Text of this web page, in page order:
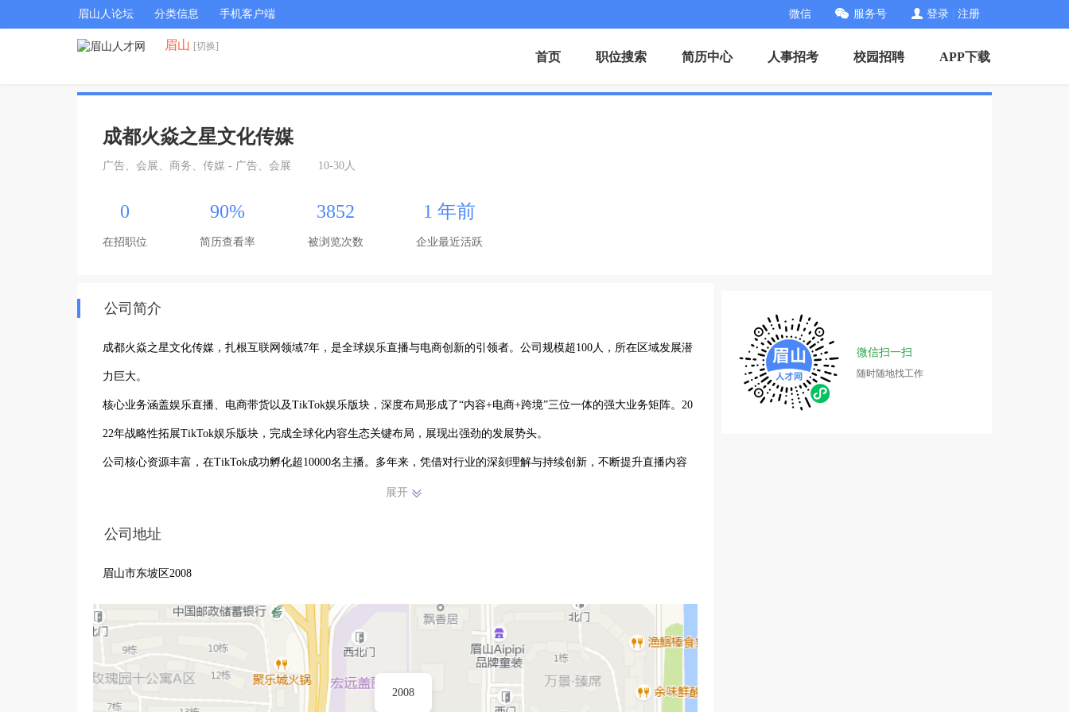
眉山人论坛 分类信息 手机客户端 微信 服务号 登录 注册
眉山 [切换]
首页 职位搜索 简历中心 人事招考 校园招聘 APP下载
成都火焱之星文化传媒
广告、会展、商务、传媒 - 广告、会展 10-30人
0
在招职位
90%
简历查看率
3852
被浏览次数
1 年前
企业最近活跃
公司简介
成都火焱之星文化传媒，扎根互联网领域7年，是全球娱乐直播与电商创新的引领者。公司规模超100人，所在区域发展潜
力巨大。
核心业务涵盖娱乐直播、电商带货以及TikTok娱乐版块，深度布局形成了“内容+电商+跨境”三位一体的强大业务矩阵。20
22年战略性拓展TikTok娱乐版块，完成全球化内容生态关键布局，展现出强劲的发展势头。
公司核心资源丰富，在TikTok成功孵化超10000名主播。多年来，凭借对行业的深刻理解与持续创新，不断提升直播内容
质量，优化电商带货模式，在TikTok娱乐领域也占据一席之地。
更广阔的市场迈进，致力于为全球用户带来更优质的内容与服务体验。
展开
公司地址
眉山市东坡区2008
2008
微信扫一扫
随时随地找工作